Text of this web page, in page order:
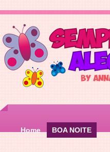
Home BOA NOITE